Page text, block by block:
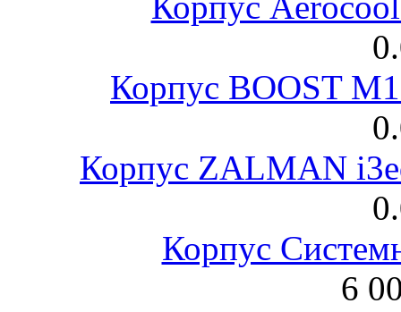
Корпус BOOST
Корпус ZALMAN
Корпус
6